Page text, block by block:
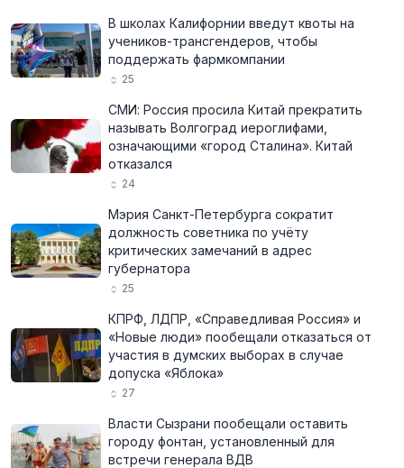
В школах Калифорнии введут квоты на
учеников-трансгендеров, чтобы
поддержать фармкомпании
25
СМИ: Россия просила Китай прекратить
называть Волгоград иероглифами,
означающими «город Сталина». Китай
отказался
24
Мэрия Санкт-Петербурга сократит
должность советника по учёту
критических замечаний в адрес
губернатора
25
КПРФ, ЛДПР, «Справедливая Россия» и
«Новые люди» пообещали отказаться от
участия в думских выборах в случае
допуска «Яблока»
27
Власти Сызрани пообещали оставить
городу фонтан, установленный для
встречи генерала ВДВ